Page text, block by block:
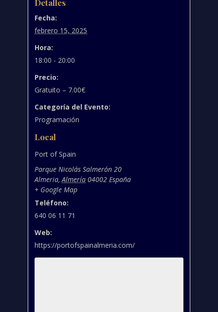
Detalles
Fecha:
febrero 15, 2025
Hora:
18:00 - 20:00
Precio:
Gratuito – 7.00€
Categoría del Evento:
Programación
Local
Port of Spain
Parque Nicolás Salmerón 20
Almeria, Almería 04002 España
+ Google Map
Teléfono:
640 06 11 71
Web:
https://portofspainalmeria.com/